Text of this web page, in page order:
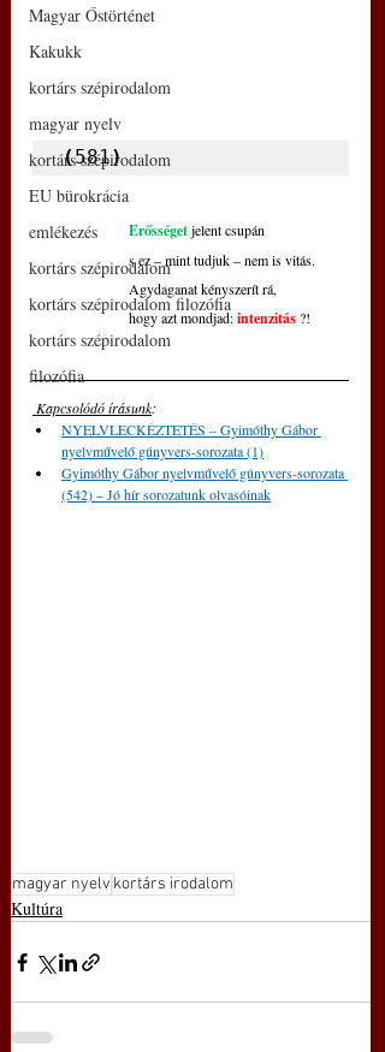
Magyar Őstörténet
Kakukk
kortárs szépirodalom
magyar nyelv
kortárs szépirodalom
EU bürokrácia
emlékezés
kortárs szépirodalom
kortárs szépirodalom filozófia
kortárs szépirodalom
filozófia
(581)
Erősséget jelent csupán
s ez – mint tudjuk – nem is vitás.
Agydaganat kényszerít rá,
hogy azt mondjad:intenzitás ?!
Kapcsolódó írásunk:
NYELVLECKÉZTETÉS – Gyimóthy Gábor
nyelvművelő gúnyvers-sorozata (1)
Gyimóthy Gábor nyelvművelő gúnyvers-sorozata
(542) – Jó hír sorozatunk olvasóinak
magyar nyelv kortárs irodalom
Kultúra